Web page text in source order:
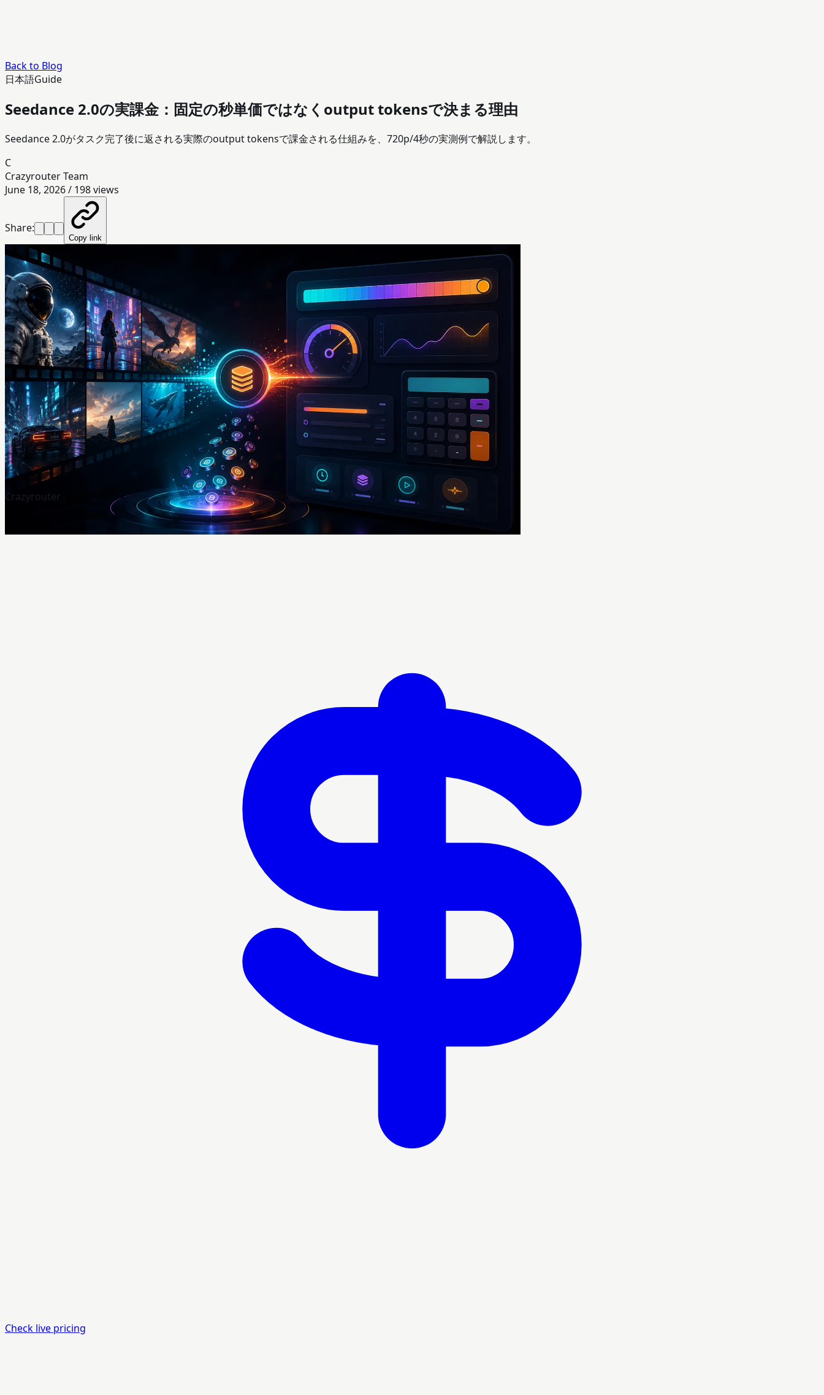
Back to Blog
日本語Guide
Seedance 2.0の実課金：固定の秒単価ではなくoutput tokensで決まる理由
Seedance 2.0がタスク完了後に返される実際のoutput tokensで課金される仕組みを、720p/4秒の実測例で解説します。
C
Crazyrouter Team
June 18, 2026/ 198views
Share:
Copy link
Crazyrouter
Check live pricing